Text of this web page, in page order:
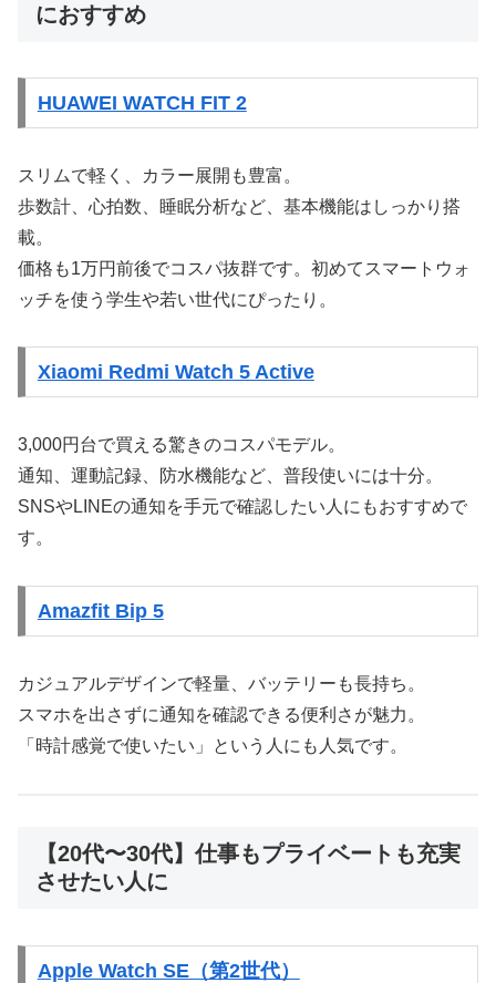
におすすめ
HUAWEI WATCH FIT 2
スリムで軽く、カラー展開も豊富。
歩数計、心拍数、睡眠分析など、基本機能はしっかり搭
載。
価格も1万円前後でコスパ抜群です。初めてスマートウォ
ッチを使う学生や若い世代にぴったり。
Xiaomi Redmi Watch 5 Active
3,000円台で買える驚きのコスパモデル。
通知、運動記録、防水機能など、普段使いには十分。
SNSやLINEの通知を手元で確認したい人にもおすすめで
す。
Amazfit Bip 5
カジュアルデザインで軽量、バッテリーも長持ち。
スマホを出さずに通知を確認できる便利さが魅力。
「時計感覚で使いたい」という人にも人気です。
【20代〜30代】仕事もプライベートも充実
させたい人に
Apple Watch SE（第2世代）